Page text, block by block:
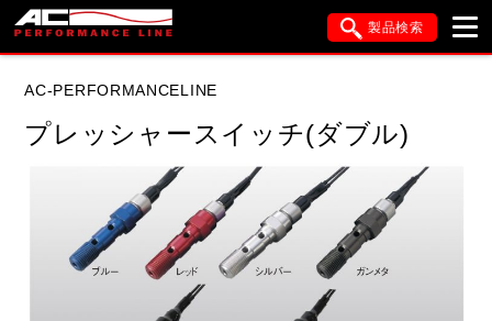
製品検索
データを準備しています。
AC-PERFORMANCELINE
プレッシャースイッチ(ダブル)